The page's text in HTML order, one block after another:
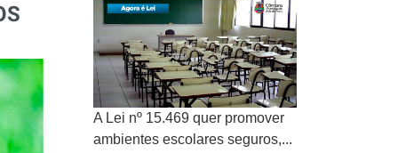
A Lei nº 15.469 quer promover
ambientes escolares seguros,...